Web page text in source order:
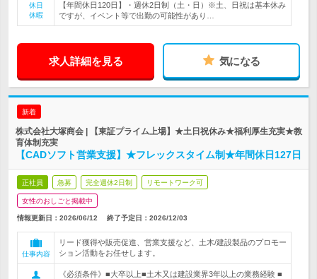
休日
休暇
【年間休日120日】・週休2日制（土・日）※土、日祝は基本休み
ですが、イベント等で出勤の可能性があり…
求人詳細を見る 気になる
新着
株式会社大塚商会 | 【東証プライム上場】★土日祝休み★福利厚生充実★教
育体制充実
【CADソフト営業支援】★フレックスタイム制★年間休日127日
正社員 急募 完全週休2日制 リモートワーク可
女性のおしごと掲載中
情報更新日：2026/06/12 終了予定日： 2026/12/03
仕事内容
リード獲得や販売促進、営業支援など、土木/建設製品のプロモー
ション活動をお任せします。
《必須条件》■大卒以上■土木又は建設業界3年以上の業務経験 ■